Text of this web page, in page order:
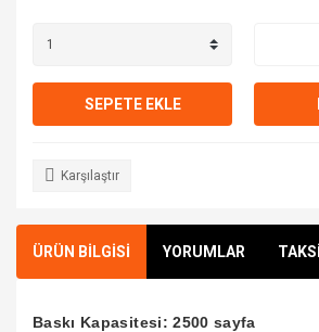
SEPETE EKLE
Karşılaştır
ÜRÜN BİLGİSİ YORUMLAR
Baskı Kapasitesi: 2500 sayfa